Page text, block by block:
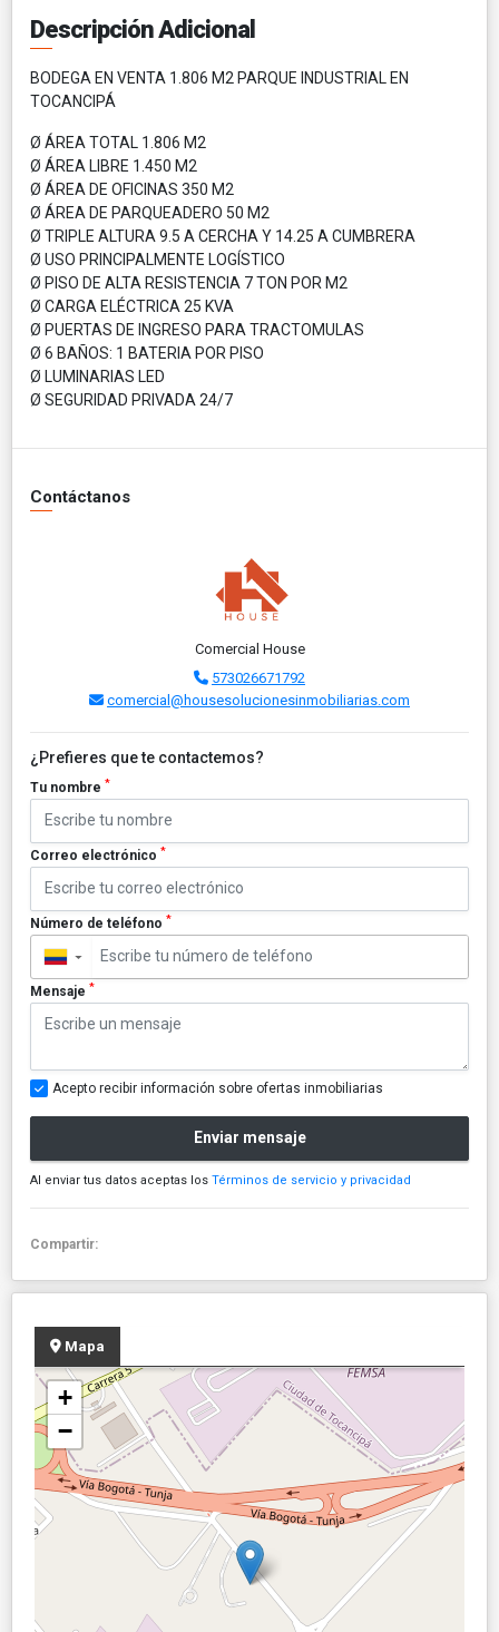
Descripción Adicional
BODEGA EN VENTA 1.806 M2 PARQUE INDUSTRIAL EN
TOCANCIPÁ
Ø ÁREA TOTAL 1.806 M2
Ø ÁREA LIBRE 1.450 M2
Ø ÁREA DE OFICINAS 350 M2
Ø ÁREA DE PARQUEADERO 50 M2
Ø TRIPLE ALTURA 9.5 A CERCHA Y 14.25 A CUMBRERA
Ø USO PRINCIPALMENTE LOGÍSTICO
Ø PISO DE ALTA RESISTENCIA 7 TON POR M2
Ø CARGA ELÉCTRICA 25 KVA
Ø PUERTAS DE INGRESO PARA TRACTOMULAS
Ø 6 BAÑOS: 1 BATERIA POR PISO
Ø LUMINARIAS LED
Ø SEGURIDAD PRIVADA 24/7
Contáctanos
Comercial House
573026671792
comercial@housesolucionesinmobiliarias.com
¿Prefieres que te contactemos?
Tu nombre *
Correo electrónico *
Número de teléfono *
▼
Mensaje *
Acepto recibir información sobre ofertas inmobiliarias
Enviar mensaje
Al enviar tus datos aceptas los Términos de servicio y privacidad
Compartir:
Mapa
+
−